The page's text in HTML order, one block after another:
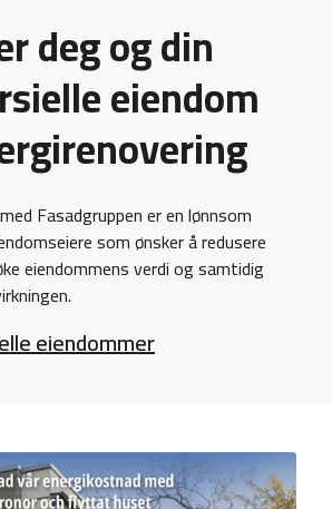
deg og din
eiendom
Fasadgruppen er en lønnsom
som ønsker å redusere
eiendommens verdi og samtidig
eiendommer